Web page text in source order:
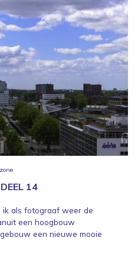
14
ik als fotograaf weer de
een hoogbouw
een nieuwe mooie